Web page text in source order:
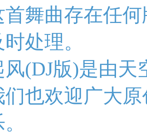
首舞曲存在任
处理。
风(DJ版)是由
们也欢迎广大